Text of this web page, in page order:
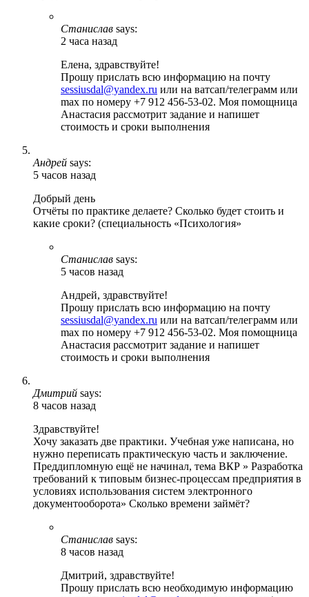
Станислав says:
2 часа назад
Елена, здравствуйте!
Прошу прислать всю информацию на почту
sessiusdal@yandex.ru или на ватсап/телеграмм или
max по номеру +7 912 456-53-02. Моя помощница
Анастасия рассмотрит задание и напишет
стоимость и сроки выполнения
Андрей says:
5 часов назад
Добрый день
Отчёты по практике делаете? Сколько будет стоить и
какие сроки? (специальность «Психология»
Станислав says:
5 часов назад
Андрей, здравствуйте!
Прошу прислать всю информацию на почту
sessiusdal@yandex.ru или на ватсап/телеграмм или
max по номеру +7 912 456-53-02. Моя помощница
Анастасия рассмотрит задание и напишет
стоимость и сроки выполнения
Дмитрий says:
8 часов назад
Здравствуйте!
Хочу заказать две практики. Учебная уже написана, но
нужно переписать практическую часть и заключение.
Преддипломную ещё не начинал, тема ВКР » Разработка
требований к типовым бизнес-процессам предприятия в
условиях использования систем электронного
документооборота» Сколько времени займёт?
Станислав says:
8 часов назад
Дмитрий, здравствуйте!
Прошу прислать всю необходимую информацию